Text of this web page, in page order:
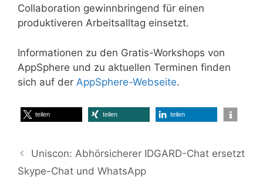
Collaboration gewinnbringend für einen
produktiveren Arbeitsalltag einsetzt.
Informationen zu den Gratis-Workshops von
AppSphere und zu aktuellen Terminen finden
sich auf der AppSphere-Webseite.
teilen teilen teilen
Uniscon: Abhörsicherer IDGARD-Chat ersetzt
Skype-Chat und WhatsApp